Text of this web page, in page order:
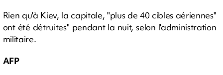
Rien qu'à Kiev, la capitale, "plus de 40 cibles aériennes"
ont été détruites" pendant la nuit, selon l'administration
militaire.
AFP